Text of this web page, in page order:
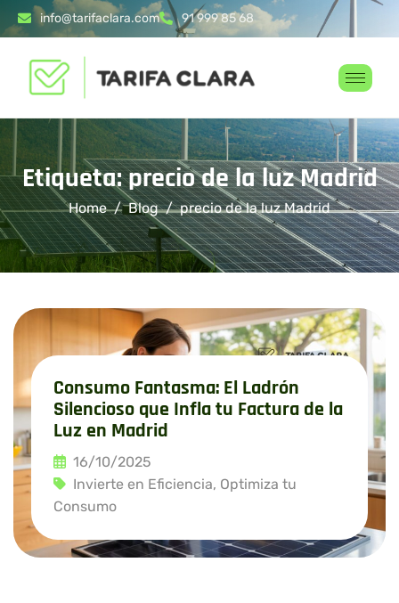
info@tarifaclara.com 91 999 85 68
Etiqueta: precio de la luz Madrid
Home Blog precio de la luz Madrid
Consumo Fantasma: El Ladrón
Silencioso que Infla tu Factura de la
Luz en Madrid
16/10/2025
Invierte en Eficiencia, Optimiza tu
Consumo
Leer más